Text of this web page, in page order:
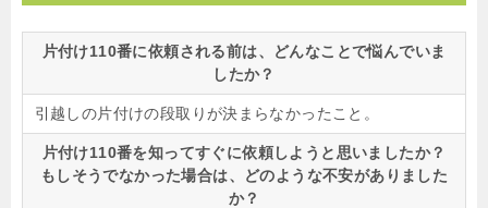
片付け110番に依頼される前は、どんなことで悩んでいま
したか？
引越しの片付けの段取りが決まらなかったこと。
片付け110番を知ってすぐに依頼しようと思いましたか？
もしそうでなかった場合は、どのような不安がありました
か？